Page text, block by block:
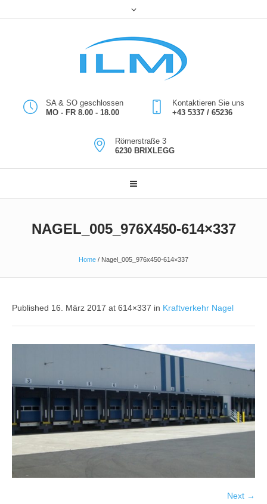
SA & SO geschlossen
MO - FR 8.00 - 18.00
Kontaktieren Sie uns
+43 5337 / 65236
Römerstraße 3
6230 BRIXLEGG
NAGEL_005_976X450-614×337
Home / Nagel_005_976x450-614×337
Published 16. März 2017 at 614×337 in Kraftverkehr Nagel
Next →